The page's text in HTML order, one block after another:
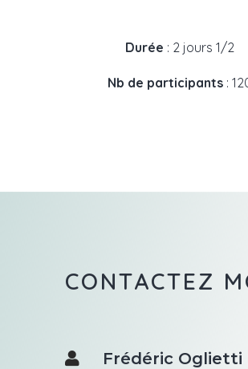
Durée : 2 jours 1/2
Nb de participants:
CONTACTEZ
 Frédéric Oglietti